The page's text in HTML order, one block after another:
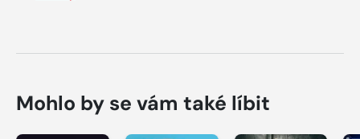
Mohlo by se vám také líbit